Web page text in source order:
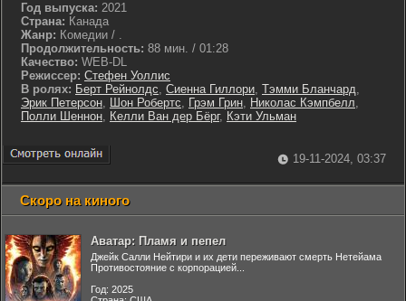
Год выпуска: 2021
Страна: Канада
Жанр: Комедии / .
Продолжительность: 88 мин. / 01:28
Качество: WEB-DL
Режиссер: Стефен Уоллис
В ролях: Берт Рейнолдс, Сиенна Гиллори, Тэмми Бланчард,
Эрик Петерсон, Шон Робертс, Грэм Грин, Николас Кэмпбелл,
Полли Шеннон, Келли Ван дер Бёрг, Кэти Ульман
19-11-2024, 03:37
Скоро на киного
Аватар: Пламя и пепел
Джейк Салли Нейтири и их дети переживают смерть Нетейама
Противостояние с корпорацией...
Год: 2025